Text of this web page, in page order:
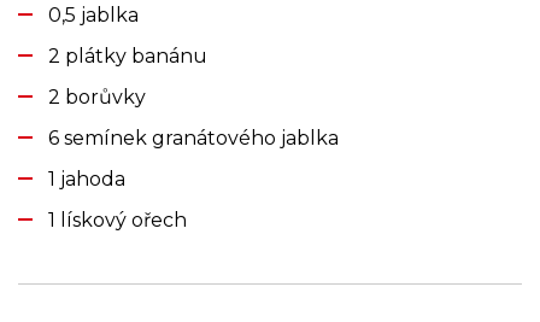
0,5 jablka
2 plátky banánu
2 borůvky
6 semínek granátového jablka
1 jahoda
1 lískový ořech